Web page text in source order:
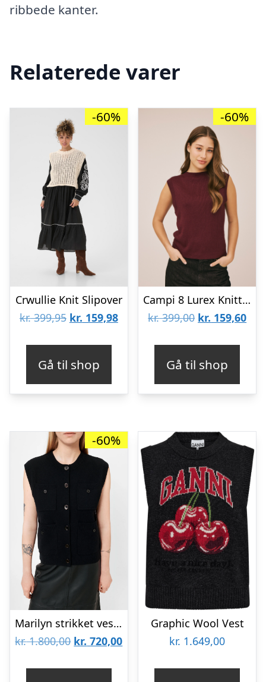
ribbede kanter.
Relaterede varer
-60%
Crwullie Knit Slipover
kr.399,95 Den
var:
kr. 399,95.
kr. 159,98Den
kr. 159,98.
Gå til shop
-60%
Campi 8 Lurex Knittet Top
kr.399,00 Den
var:
kr. 399,00.
kr. 159,60Den
kr.
Gå til shop
-60%
Marilyn strikket vest – sort
kr.1.800,00 Den
kr. 720,00Den
Graphic Wool Vest
kr. 1.649,00